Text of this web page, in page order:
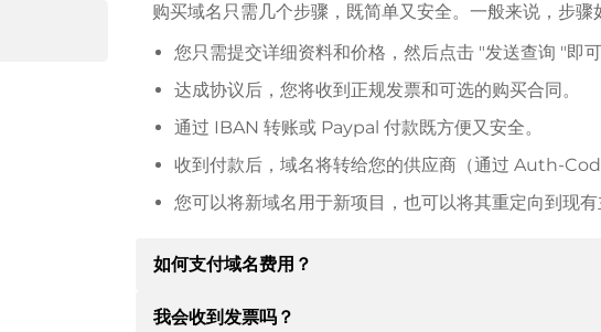
购买域名只需几个步骤，既简单又安全。一般来说，步骤
您只需提交详细资料和价格，然后点击 "发送查询 "即可
达成协议后，您将收到正规发票和可选的购买合同。
通过 IBAN 转账或 Paypal 付款既方便又安全。
收到付款后，域名将转给您的供应商（通过 Auth-
您可以将新域名用于新项目，也可以将其重定向到现有
如何支付域名费用？
达成协议后，房东将通知您付款细节。房主随后会向您
我会收到发票吗？